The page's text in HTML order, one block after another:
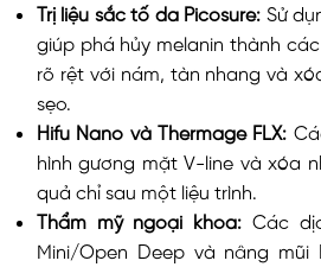
Trị liệu sắc tố da Picosure: Sử
giúp phá hủy melanin thành
rõ rệt với nám, tàn nhang và
sẹo.
Hifu Nano và Thermage FLX:
hình gương mặt V-line và xóa
quả chỉ sau một liệu trình.
Thẩm mỹ ngoại khoa: Các
Mini/Open Deep và nâng mũi